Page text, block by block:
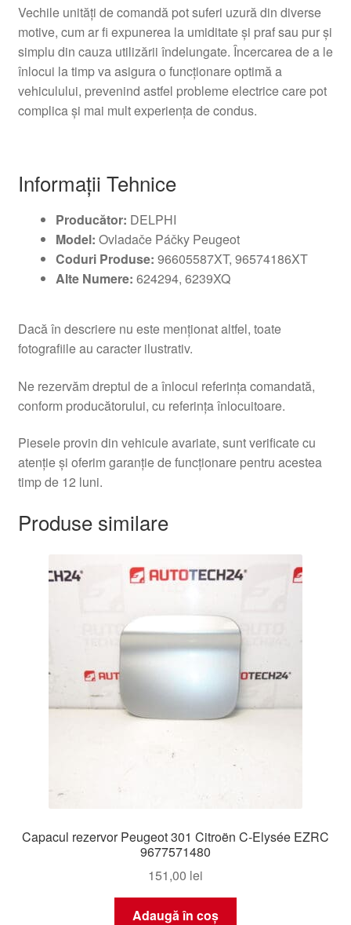
Vechile unități de comandă pot suferi uzură din diverse
motive, cum ar fi expunerea la umiditate și praf sau pur și
simplu din cauza utilizării îndelungate. Încercarea de a le
înlocui la timp va asigura o funcționare optimă a
vehiculului, prevenind astfel probleme electrice care pot
complica și mai mult experiența de condus.
Informații Tehnice
Producător: DELPHI
Model: Ovladače Páčky Peugeot
Coduri Produse: 96605587XT, 96574186XT
Alte Numere: 624294, 6239XQ
Dacă în descriere nu este menționat altfel, toate
fotografiile au caracter ilustrativ.
Ne rezervăm dreptul de a înlocui referința comandată,
conform producătorului, cu referința înlocuitoare.
Piesele provin din vehicule avariate, sunt verificate cu
atenție și oferim garanție de funcționare pentru acestea
timp de 12 luni.
Produse similare
Capacul rezervor Peugeot 301 Citroën C-Elysée EZRC
9677571480
151,00 lei
Adaugă în coș